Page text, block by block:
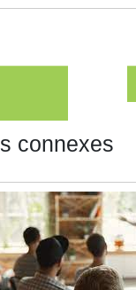
connexes